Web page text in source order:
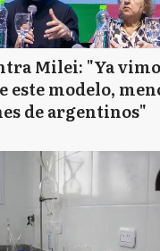
Milei: "Ya
este modelo,
de argentinos"